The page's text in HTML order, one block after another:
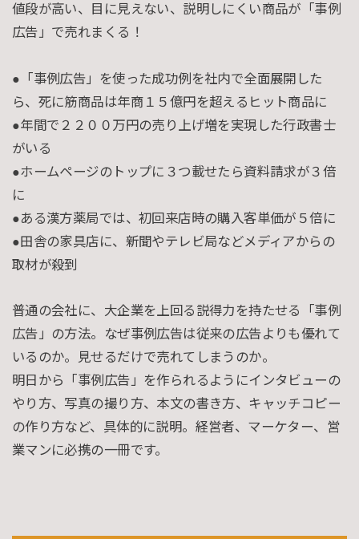
値段が高い、目に見えない、説明しにくい商品が「事例
広告」で売れまくる！
●「事例広告」を使った成功例を社内で全面展開した
ら、死に筋商品は年商１５億円を超えるヒット商品に
●年間で２２００万円の売り上げ増を実現した行政書士
がいる
●ホームページのトップに３つ載せたら資料請求が３倍
に
●ある漢方薬局では、初回来店時の購入客単価が５倍に
●田舎の家具店に、新聞やテレビ局などメディアからの
取材が殺到
普通の会社に、大企業を上回る説得力を持たせる「事例
広告」の方法。なぜ事例広告は従来の広告よりも優れて
いるのか。見せるだけで売れてしまうのか。
明日から「事例広告」を作られるようにインタビューの
やり方、写真の撮り方、本文の書き方、キャッチコピー
の作り方など、具体的に説明。経営者、マーケター、営
業マンに必携の一冊です。